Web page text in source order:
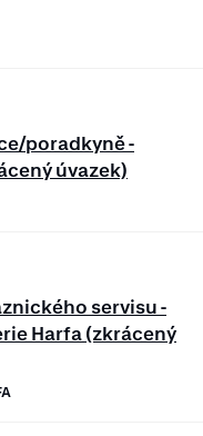
poradkyně -
úvazek)
servisu -
Harfa (zkrácený